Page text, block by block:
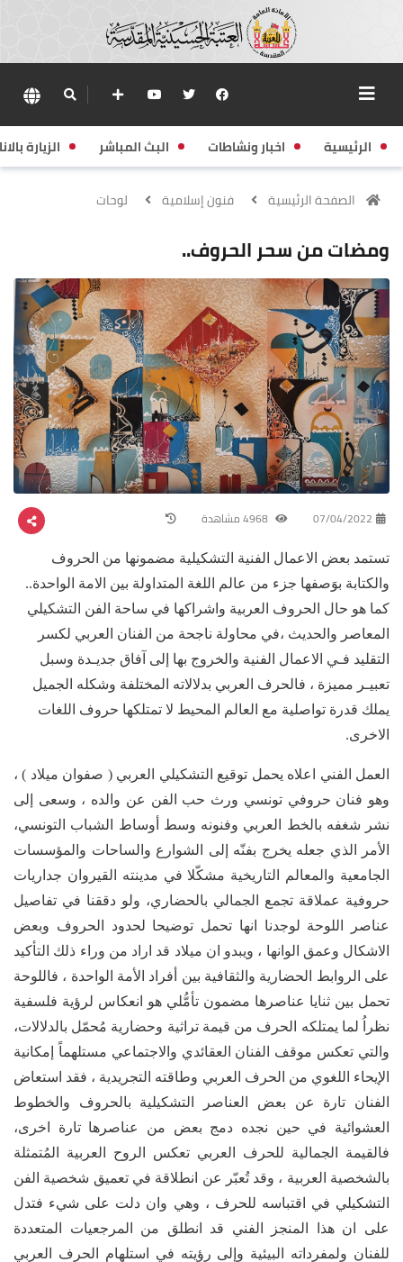
الرئيسية اخبار ونشاطات البث المباشر الزيارة
الصفحة الرئيسية فنون إسلامية لوحات
ومضات من سحر الحروف..
07/04/2022
تستمد بعض الاعمال الفنية التشكيلية مضمونها من الحروف
والكتابة بوَصفها جزء من عالم اللغة المتداولة بين الامة الواحدة..
كما هو حال الحروف العربية واشراكها في ساحة الفن التشكيلي
المعاصر والحديث ،في محاولة ناجحة من الفنان العربي لكسر
التقليد فـي الاعمال الفنية والخروج بها إلى آفاق جديـدة وسبل
تعبيـر مميزة ، فالحرف العربي بدلالاته المختلفة وشكله الجميل
يملك قدرة تواصلية مع العالم المحيط لا تمتلكها حروف اللغات
الاخرى.
العمل الفني اعلاه يحمل توقيع التشكيلي العربي ( صفوان ميلاد ) ،
وهو فنان حروفي تونسي ورث حب الفن عن والده ، وسعى إلى
نشر شغفه بالخط العربي وفنونه وسط أوساط الشباب التونسي،
الأمر الذي جعله يخرج بفنّه إلى الشوارع والساحات والمؤسسات
الجامعية والمعالم التاريخية مشكّلا في مدينته القيروان جداريات
حروفية عملاقة تجمع الجمالي بالحضاري، ولو دققنا في تفاصيل
عناصر اللوحة لوجدنا انها تحمل توضيحا لحدود الحروف وبعض
الاشكال وعمق الوانها ، ويبدو ان ميلاد قد اراد من وراء ذلك التأكيد
على الروابط الحضارية والثقافية بين أفراد الأمة الواحدة ، فاللوحة
تحمل بين ثنايا عناصرها مضمون تأمُّلي هو انعكاس لرؤية فلسفية
نظراُ لما يمتلكه الحرف من قيمة تراثية وحضارية مُحمّل بالدلالات،
والتي تعكس موقف الفنان العقائدي والاجتماعي مستلهماً إمكانية
الإيحاء اللغوي من الحرف العربي وطاقته التجريدية ، فقد استعاض
الفنان تارة عن بعض العناصر التشكيلية بالحروف والخطوط
العشوائية في حين نجده دمج بعض من عناصرها تارة اخرى،
فالقيمة الجمالية للحرف العربي تعكس الروح العربية المُتمثلة
بالشخصية العربية ، وقد تُعبّر عن انطلاقة في تعميق شخصية الفن
التشكيلي في اقتباسه للحرف ، وهي وان دلت على شيء فتدل
على ان هذا المنجز الفني قد انطلق من المرجعيات المتعددة
للفنان ولمفرداته البيئية وإلى رؤيته في استلهام الحرف العربي